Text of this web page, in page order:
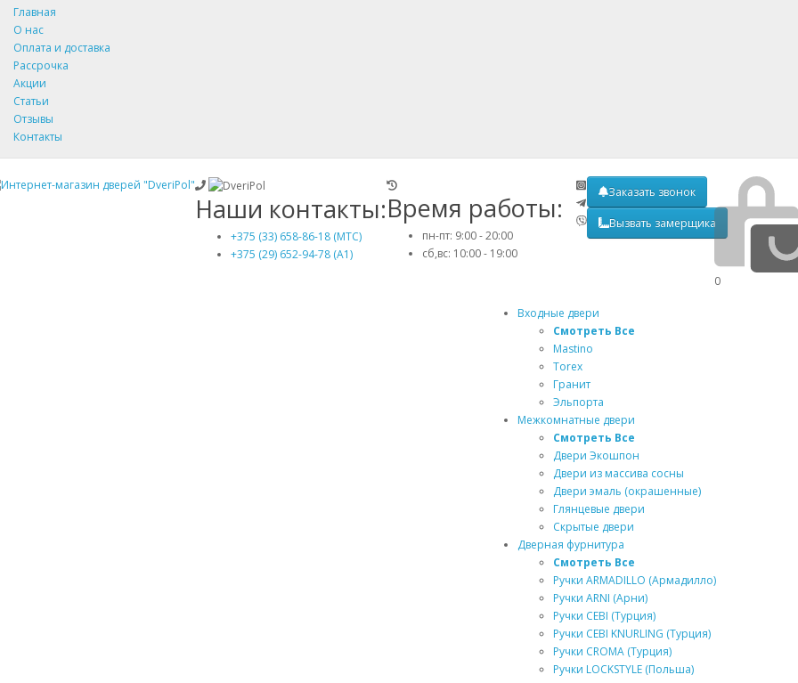
Главная
О нас
Оплата и доставка
Рассрочка
Акции
Статьи
Отзывы
Контакты
Наши контакты:
+375 (33) 658-86-18 (МТС)
+375 (29) 652-94-78 (A1)
Время работы:
пн-пт: 9:00 - 20:00
сб,вс: 10:00 - 19:00
Заказать звонок
Вызвать замерщика
0
Входные двери
Смотреть Все
Mastino
Torex
Гранит
Эльпорта
Межкомнатные двери
Смотреть Все
Двери Экошпон
Двери из массива сосны
Двери эмаль (окрашенные)
Глянцевые двери
Скрытые двери
Дверная фурнитура
Смотреть Все
Ручки ARMADILLO (Армадилло)
Ручки ARNI (Арни)
Ручки CEBI (Турция)
Ручки CEBI KNURLING (Турция)
Ручки CROMA (Турция)
Ручки LOCKSTYLE (Польша)